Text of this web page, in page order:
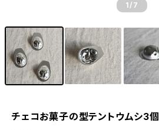
1 /7
チェコお菓子の型テントウムシ3個